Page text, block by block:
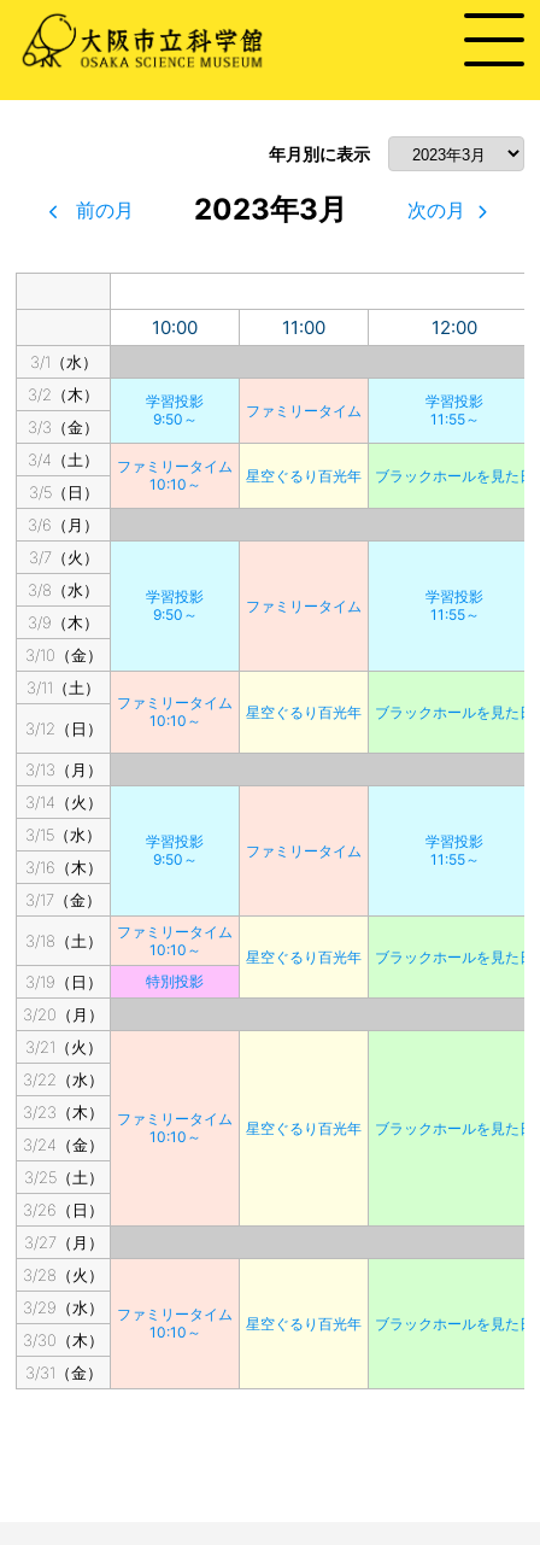
年月別に表示
前の月 2023年3月 次の月
10:00 11:00 12:00
3/1（水）
3/2（木）
学習投影
9:50～
ファミリータイム
学習投影
11:55～
3/3（金）
3/4（土）
ファミリータイム
10:10～
星空ぐるり百光年 ブラックホールを見た日
3/5（日）
3/6（月）
3/7（火）
学習投影
9:50～
ファミリータイム
学習投影
11:55～
3/8（水）
3/9（木）
3/10（金）
3/11（土）
ファミリータイム
10:10～
星空ぐるり百光年 ブラックホールを見た日
3/12（日）
3/13（月）
3/14（火）
学習投影
9:50～
ファミリータイム
学習投影
11:55～
3/15（水）
3/16（木）
3/17（金）
3/18（土）
ファミリータイム
10:10～
星空ぐるり百光年 ブラックホールを見た日
3/19（日） 特別投影
3/20（月）
3/21（火）
ファミリータイム
10:10～
星空ぐるり百光年 ブラックホールを見た日
3/22（水）
3/23（木）
3/24（金）
3/25（土）
3/26（日）
3/27（月）
3/28（火）
ファミリータイム
10:10～
星空ぐるり百光年 ブラックホールを見た日
3/29（水）
3/30（木）
3/31（金）